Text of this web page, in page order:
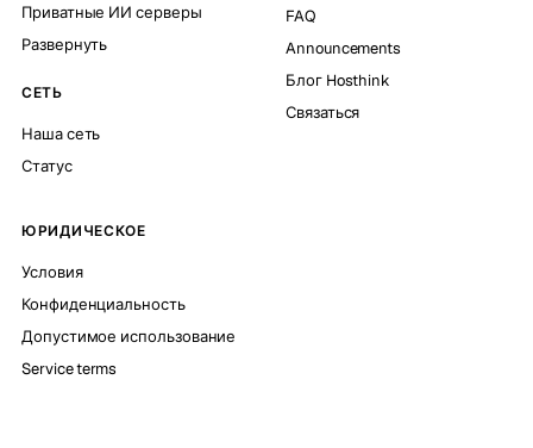
Приватные ИИ серверы
Развернуть
СЕТЬ
Наша сеть
Статус
FAQ
Announcements
Блог Hosthink
Связаться
ЮРИДИЧЕСКОЕ
Условия
Конфиденциальность
Допустимое использование
Service terms